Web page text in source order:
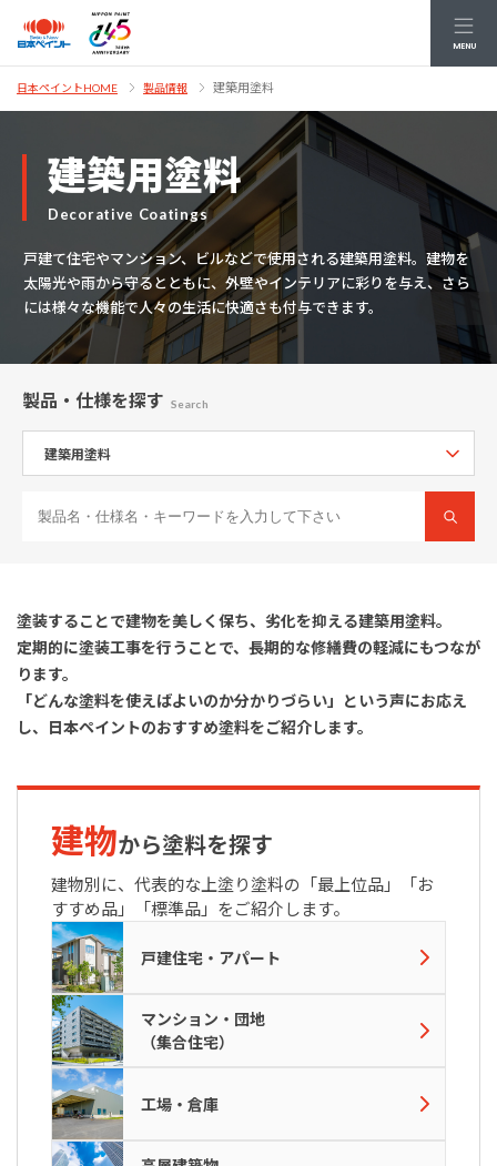
MENU
日本ペイントHOME 製品情報 建築用塗料
建築用塗料
Decorative Coatings
戸建て住宅やマンション、ビルなどで使用される建築用塗料。建物を
太陽光や雨から守るとともに、外壁やインテリアに彩りを与え、さら
には様々な機能で人々の生活に快適さも付与できます。
製品・仕様を探す Search
塗装することで建物を美しく保ち、劣化を抑える建築用塗料。
定期的に塗装工事を行うことで、長期的な修繕費の軽減にもつなが
ります。
「どんな塗料を使えばよいのか分かりづらい」という声にお応え
し、日本ペイントのおすすめ塗料をご紹介します。
建物から塗料を探す
建物別に、代表的な上塗り塗料の「最上位品」「お
すすめ品」「標準品」をご紹介します。
戸建住宅・アパート
マンション・団地
（集合住宅）
工場・倉庫